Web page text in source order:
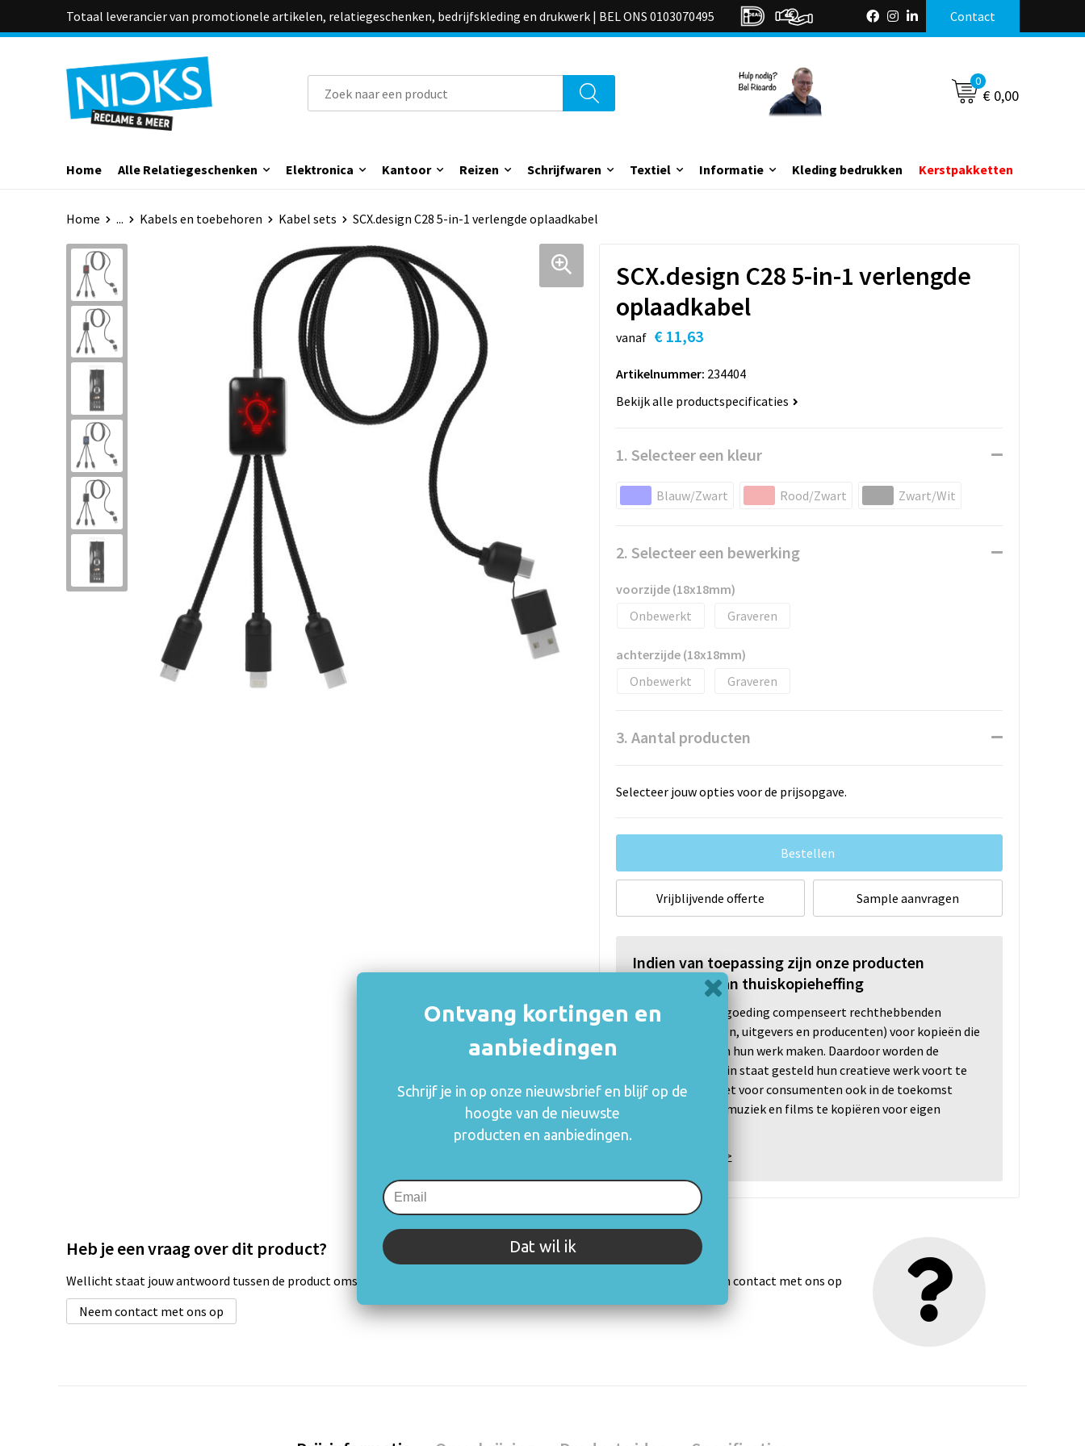
Totaal leverancier van promotionele artikelen, relatiegeschenken, bedrijfskleding en drukwerk | BEL ONS 0103070495 Contact
0
€ 0,00
Home Alle Relatiegeschenken Elektronica Kantoor Reizen Schrijfwaren Textiel Informatie Kleding bedrukken Kerstpakketten
Home ... Kabels en toebehoren Kabel sets SCX.design C28 5-in-1 verlengde oplaadkabel
SCX.design C28 5-in-1 verlengde
oplaadkabel
vanaf € 11,63
Artikelnummer: 234404
Bekijk alle productspecificaties
1. Selecteer een kleur
Blauw/Zwart Rood/Zwart Zwart/Wit
2. Selecteer een bewerking
voorzijde (18x18mm)
Onbewerkt
Graveren
achterzijde (18x18mm)
Onbewerkt
Graveren
3. Aantal producten
Selecteer jouw opties voor de prijsopgave.
Bestellen
Vrijblijvende offerte Sample aanvragen
Indien van toepassing zijn onze producten
onderhevig aan thuiskopieheffing
De thuiskopievergoeding compenseert rechthebbenden
(auteurs, artiesten, uitgevers en producenten) voor kopieën die
consumenten van hun werk maken. Daardoor worden de
rechthebbenden in staat gesteld hun creatieve werk voort te
zetten en blijft het voor consumenten ook in de toekomst
mogelijk om o.a. muziek en films te kopiëren voor eigen
Meer informatie >
Heb je een vraag over dit product?
Wellicht staat jouw antwoord tussen de product omschrijving of specificaties. Staat jouw vraag er niet tussen? Neem dan contact met ons op
Neem contact met ons op
Ontvang kortingen en
aanbiedingen
Schrijf je in op onze nieuwsbrief en blijf op de
hoogte van de nieuwste
producten en aanbiedingen.
Dat wil ik